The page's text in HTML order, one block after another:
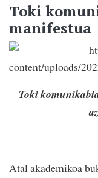
Toki
manifestua
Toki
Atal akademikoa